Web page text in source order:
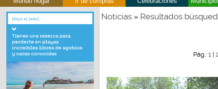
Noticias» Resultados
Pág.: 1